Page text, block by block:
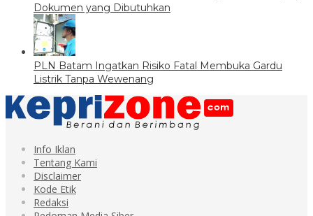
Dokumen yang Dibutuhkan
PLN Batam Ingatkan Risiko Fatal Membuka Gardu
Listrik Tanpa Wewenang
Info Iklan
Tentang Kami
Disclaimer
Kode Etik
Redaksi